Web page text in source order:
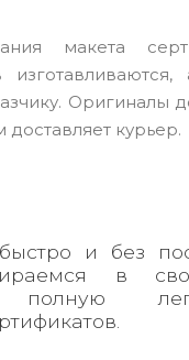
макета
Оригиналы
курьер.
и без
в
полную